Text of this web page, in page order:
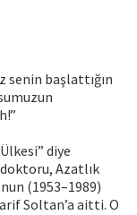
senin başlattığın
diye
doktoru, Azatlık
(1953–1989)
Soltan’a aitti. O